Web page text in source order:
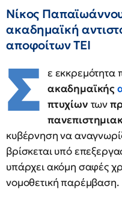
Νίκος
ακαδημαϊκή
αποφοίτων ΤΕΙ
Σ ε εκκρεμότητα
ακαδημαϊκής
πτυχίων των
κυβέρνηση να
βρίσκεται υπό
υπάρχει ακόμη σαφές
νομοθετική παρέμβαση.